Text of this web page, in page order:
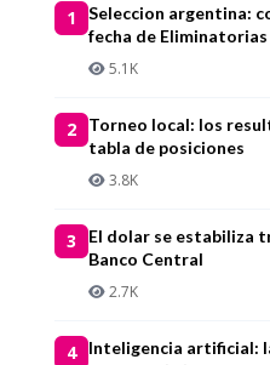
1
Seleccion argentina:
fecha de Eliminatorias
5.1K
2
Torneo local: los
tabla de posiciones
3.8K
3
El dolar se estabiliza
Banco Central
2.7K
4
Inteligencia artificial: